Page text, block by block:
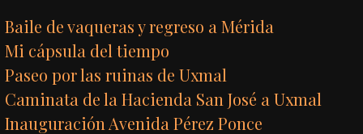
Baile de vaqueras y regreso a Mérida
Mi cápsula del tiempo
Paseo por las ruinas de Uxmal
Caminata de la Hacienda San José a Uxmal
Inauguración Avenida Pérez Ponce